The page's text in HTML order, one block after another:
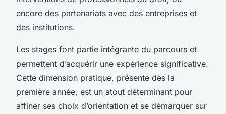
encore des partenariats avec des entreprises et
des institutions.
Les stages font partie intégrante du parcours et
permettent d’acquérir une expérience significative.
Cette dimension pratique, présente dès la
première année, est un atout déterminant pour
affiner ses choix d’orientation et se démarquer sur